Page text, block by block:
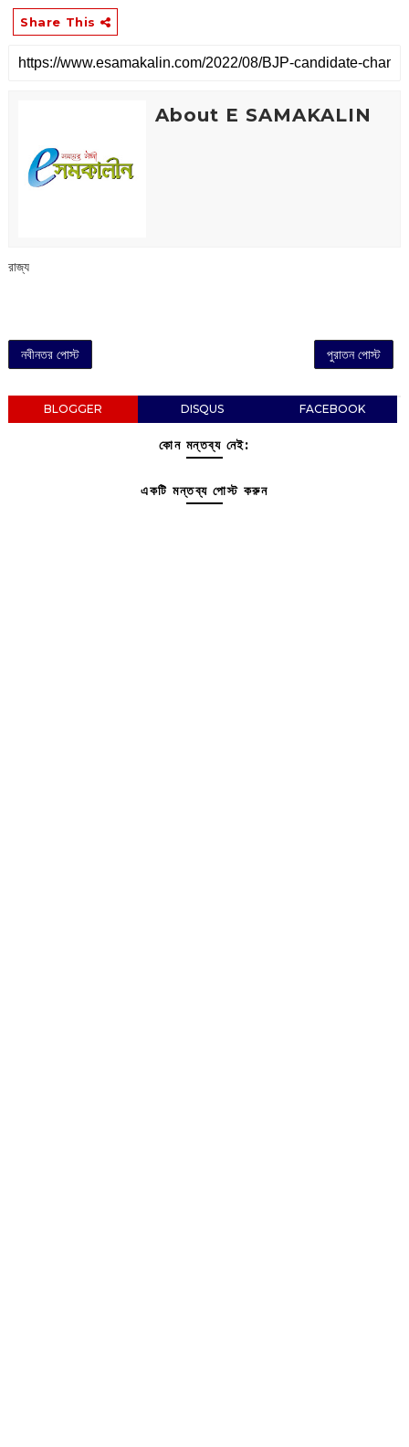
Share This
About E SAMAKALIN
রাজ্য
নবীনতর পোস্ট পুরাতন পোস্ট
BLOGGER DISQUS FACEBOOK
কোন মন্তব্য নেই:
একটি মন্তব্য পোস্ট করুন